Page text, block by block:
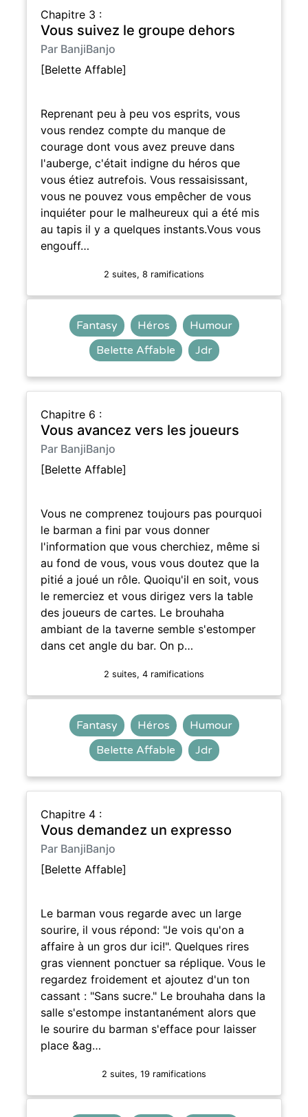
Chapitre 3 :
Vous suivez le groupe dehors
Par BanjiBanjo
[Belette Affable]
Reprenant peu à peu vos esprits, vous
vous rendez compte du manque de
courage dont vous avez preuve dans
l'auberge, c'était indigne du héros que
vous étiez autrefois. Vous ressaisissant,
vous ne pouvez vous empêcher de vous
inquiéter pour le malheureux qui a été mis
au tapis il y a quelques instants.Vous vous
engouff…
2 suites, 8 ramifications
Fantasy Héros
Humour
Belette Affable
Jdr
Chapitre 6 :
Vous avancez vers les joueurs
Par BanjiBanjo
[Belette Affable]
Vous ne comprenez toujours pas pourquoi
le barman a fini par vous donner
l'information que vous cherchiez, même si
au fond de vous, vous vous doutez que la
pitié a joué un rôle. Quoiqu'il en soit, vous
le remerciez et vous dirigez vers la table
des joueurs de cartes. Le brouhaha
ambiant de la taverne semble s'estomper
dans cet angle du bar. On p…
2 suites, 4 ramifications
Fantasy Héros
Humour
Belette Affable
Jdr
Chapitre 4 :
Vous demandez un expresso
Par BanjiBanjo
[Belette Affable]
Le barman vous regarde avec un large
sourire, il vous répond: "Je vois qu'on a
affaire à un gros dur ici!". Quelques rires
gras viennent ponctuer sa réplique. Vous le
regardez froidement et ajoutez d'un ton
cassant : "Sans sucre." Le brouhaha dans la
salle s'estompe instantanément alors que
le sourire du barman s'efface pour laisser
place &ag…
2 suites, 19 ramifications